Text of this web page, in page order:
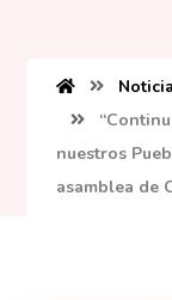
nuestros
asamblea de